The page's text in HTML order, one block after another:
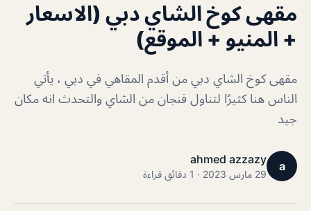
مقهى كوخ الشاي دبي (الاسعار
+ المنيو + الموقع)
مقهى كوخ الشاي دبي من أقدم المقاهي في دبي ، يأتي
الناس هنا كثيرًا لتناول فنجان من الشاي والتحدث انه مكان
جيد
a
ahmed azzazy
29 مارس 2023 · 1 دقائق قراءة